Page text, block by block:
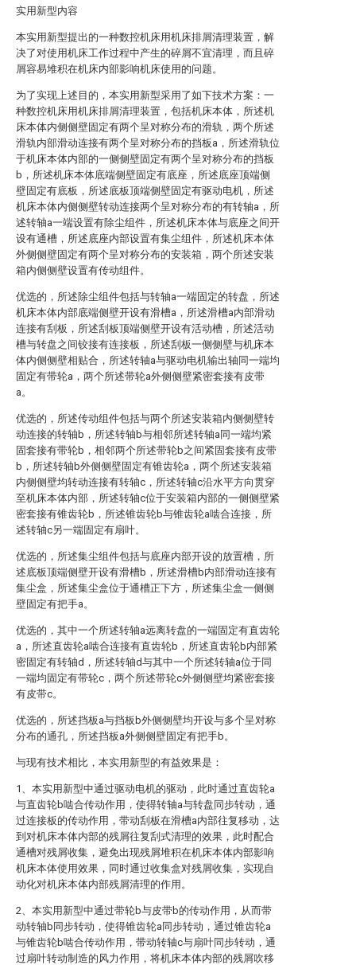
实用新型内容
本实用新型提出的一种数控机床用机床排屑清理装置，解
决了对使用机床工作过程中产生的碎屑不宜清理，而且碎
屑容易堆积在机床内部影响机床使用的问题。
为了实现上述目的，本实用新型采用了如下技术方案：一
种数控机床用机床排屑清理装置，包括机床本体，所述机
床本体内侧侧壁固定有两个呈对称分布的滑轨，两个所述
滑轨内部滑动连接有两个呈对称分布的挡板a，所述滑轨位
于机床本体内部的一侧侧壁固定有两个呈对称分布的挡板
b，所述机床本体底端侧壁固定有底座，所述底座顶端侧
壁固定有底板，所述底板顶端侧壁固定有驱动电机，所述
机床本体内侧侧壁转动连接两个呈对称分布的有转轴a，所
述转轴a一端设置有除尘组件，所述机床本体与底座之间开
设有通槽，所述底座内部设置有集尘组件，所述机床本体
外侧侧壁固定有两个呈对称分布的安装箱，两个所述安装
箱内侧侧壁设置有传动组件。
优选的，所述除尘组件包括与转轴a一端固定的转盘，所述
机床本体内部底端侧壁开设有滑槽a，所述滑槽a内部滑动
连接有刮板，所述刮板顶端侧壁开设有活动槽，所述活动
槽与转盘之间铰接有连接板，所述刮板一侧侧壁与机床本
体内侧侧壁相贴合，所述转轴a与驱动电机输出轴同一端均
固定有带轮a，两个所述带轮a外侧侧壁紧密套接有皮带
a。
优选的，所述传动组件包括与两个所述安装箱内侧侧壁转
动连接的转轴b，所述转轴b与相邻所述转轴a同一端均紧
固套接有带轮b，相邻两个所述带轮b之间紧固套接有皮带
b，所述转轴b外侧侧壁固定有锥齿轮a，两个所述安装箱
内侧侧壁均转动连接有转轴c，所述转轴c沿水平方向贯穿
至机床本体内部，所述转轴c位于安装箱内部的一侧侧壁紧
密套接有锥齿轮b，所述锥齿轮b与锥齿轮a啮合连接，所
述转轴c另一端固定有扇叶。
优选的，所述集尘组件包括与底座内部开设的放置槽，所
述底板顶端侧壁开设有滑槽b，所述滑槽b内部滑动连接有
集尘盒，所述集尘盒位于通槽正下方，所述集尘盒一侧侧
壁固定有把手a。
优选的，其中一个所述转轴a远离转盘的一端固定有直齿轮
a，所述直齿轮a啮合连接有直齿轮b，所述直齿轮b内部紧
密固定有转轴d，所述转轴d与其中一个所述转轴a位于同
一端均固定有带轮c，两个所述带轮c外侧侧壁均紧密套接
有皮带c。
优选的，所述挡板a与挡板b外侧侧壁均开设与多个呈对称
分布的通孔，所述挡板a外侧侧壁固定有把手b。
与现有技术相比，本实用新型的有益效果是：
1、本实用新型中通过驱动电机的驱动，此时通过直齿轮a
与直齿轮b啮合传动作用，使得转轴a与转盘同步转动，通
过连接板的传动作用，带动刮板在滑槽a内部往复移动，达
到对机床本体内部的残屑往复刮式清理的效果，此时配合
通槽对残屑收集，避免出现残屑堆积在机床本体内部影响
机床本体使用效果，同时通过收集盒对残屑收集，实现自
动化对机床本体内部残屑清理的作用。
2、本实用新型中通过带轮b与皮带b的传动作用，从而带
动转轴b同步转动，使得锥齿轮a同步转动，通过锥齿轮a
与锥齿轮b啮合传动作用，带动转轴c与扇叶同步转动，通
过扇叶转动制造的风力作用，将机床本体内部的残屑吹移